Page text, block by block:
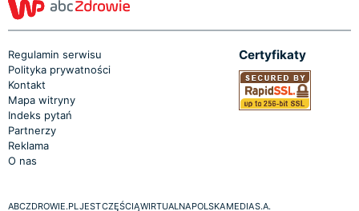
Regulamin serwisu
Polityka prywatności
Kontakt
Mapa witryny
Indeks pytań
Partnerzy
Reklama
O nas
Certyfikaty
ABCZDROWIE.PL JEST CZĘŚCIĄ WIRTUALNA POLSKA MEDIA S.A.